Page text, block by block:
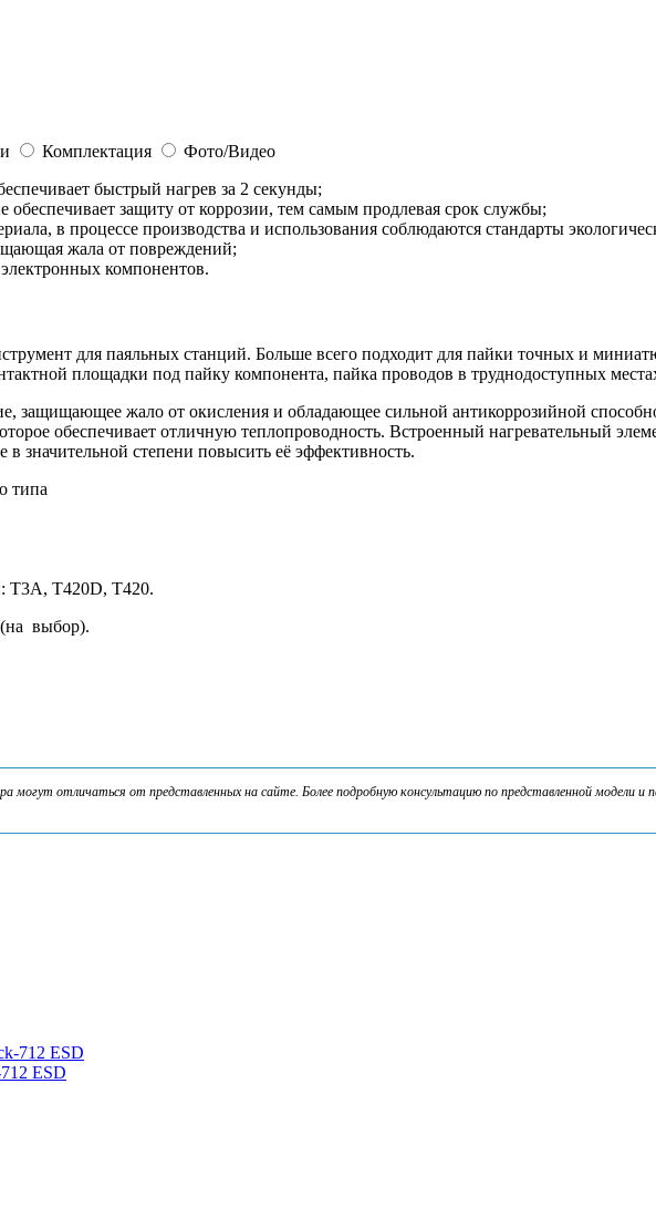
Комплектация
Фото/Видео
быстрый нагрев за 2 секунды;
обеспечивает защиту от коррозии, тем самым продлевая срок службы;
в процессе производства и использования соблюдаются стандарты
жала от повреждений;
компонентов.
для паяльных станций. Больше всего подходит для пайки точных и
площадки под пайку компонента, пайка проводов в труднодоступных
защищающее жало от окисления и обладающее сильной антикоррозийной
обеспечивает отличную теплопроводность. Встроенный нагревательный
значительной степени повысить её эффективность.
типа
T3A, T420D, T420.
выбор).
могут отличаться от представленных на сайте. Более подробную консультацию по представленной модели и
ESD